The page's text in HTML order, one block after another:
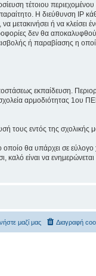
τέτοιου
Η διεύθυνση IP
μετακινήσει ή να κλείσει
δεν θα
ή παραβίασης η
εκπαίδευση.
αρμοδιότητας 1ου
τους εντός της σχολικής
θα υπάρχει σε εύλογο
καλό είναι να
Διαγραφή
μαζί μας